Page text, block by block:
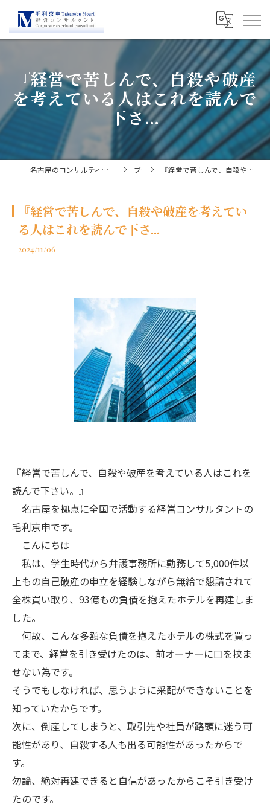
『経営で苦しんで、自殺や破産
を考えている人はこれを読んで
下さ...
名古屋のコンサルティングなら経営コンサルタント毛利京申 ブログ 『経営で苦しんで、自殺や破産を考えている人はこれを読んで下さ...
『経営で苦しんで、自殺や破産を考えてい
る人はこれを読んで下さ...
2024/11/06
『経営で苦しんで、自殺や破産を考えている人はこれを
読んで下さい。』
名古屋を拠点に全国で活動する経営コンサルタントの
毛利京申です。
こんにちは
私は、学生時代から弁護事務所に勤務して5,000件以
上もの自己破産の申立を経験しながら無給で懇請されて
全株買い取り、93億もの負債を抱えたホテルを再建しま
した。
何故、こんな多額な負債を抱えたホテルの株式を買っ
てまで、経営を引き受けたのは、前オーナーに口を挟ま
せない為です。
そうでもしなければ、思うように采配ができないことを
知っていたからです。
次に、倒産してしまうと、取引先や社員が路頭に迷う可
能性があり、自殺する人も出る可能性があったからで
す。
勿論、絶対再建できると自信があったからこそ引き受け
たのです。